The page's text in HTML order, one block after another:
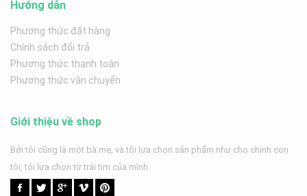
Hướng dẫn
Phương thức đặt hàng
Chính sách đổi trả
Phương thức thanh toán
Phương thức vận chuyển
Giới thiệu về shop
Bởi tôi cũng là một bà mẹ, và tôi lựa chọn sản phẩm như cho chính con
tôi, tôi lựa chọn từ trái tim của mình.